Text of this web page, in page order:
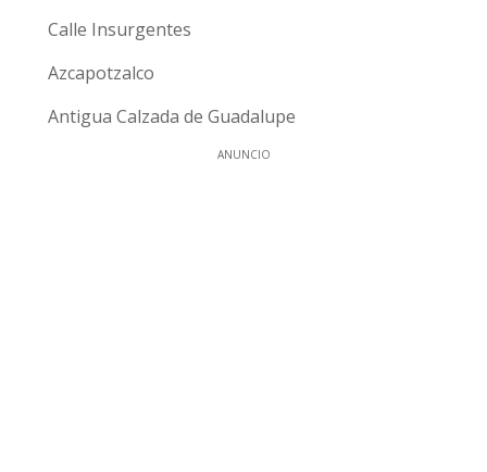
Calle Insurgentes
Azcapotzalco
Antigua Calzada de Guadalupe
ANUNCIO